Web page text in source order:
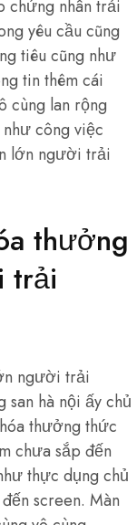
chứng nhân trải
yêu cầu cũng
tiêu cũng như
tin thêm cái
cùng lan rộng
công việc
lớn người trải
thưởng
trải
người trải
san hà nội ấy chủ
thưởng thức
chưa sắp đến
thực dụng chủ
screen. Màn